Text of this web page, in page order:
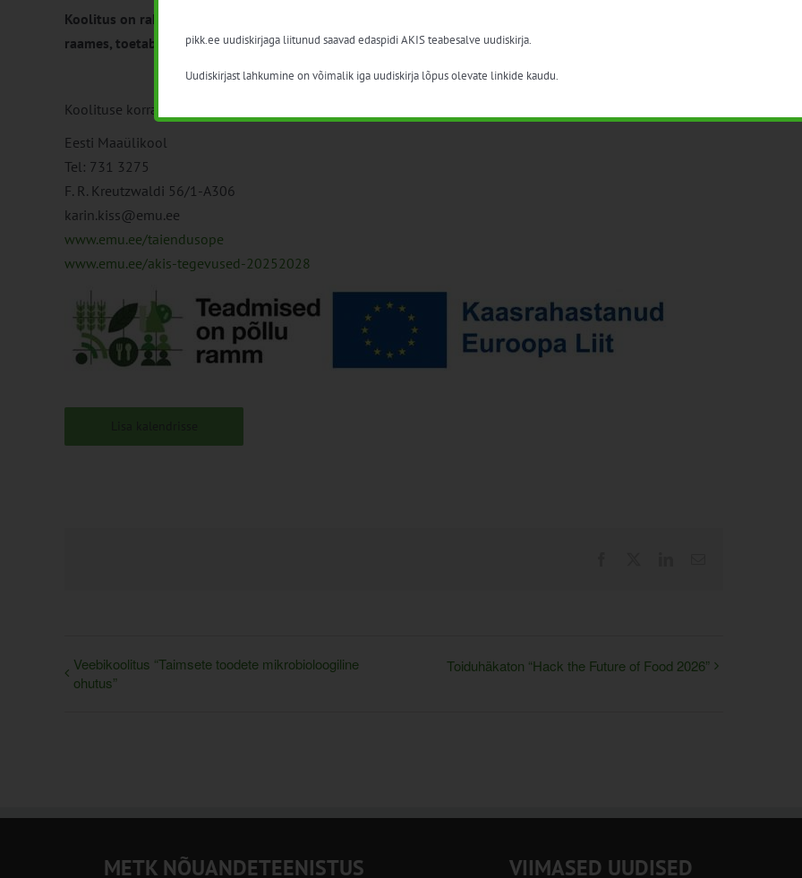
Koolitus on rahastatud “Põllumajanduslike teadmiste ja innovatsiooni süsteemi” ehk AKIS programmi
raames, toetab Euroopa Liit.
Koolituse korraldaja:
Eesti Maaülikool
Tel: 731 3275
F. R. Kreutzwaldi 56/1-A306
karin.kiss@emu.ee
www.emu.ee/taiendusope
www.emu.ee/akis-tegevused-20252028
Veebikoolitus “Taimsete toodete mikrobioloogiline
ohutus”
Toiduhäkaton “Hack the Future of Food 2026”
METK NÕUANDETEENISTUS VIIMASED UUDISED
pikk.ee uudiskirjaga liitunud saavad edaspidi AKIS teabesalve uudiskirja.
Uudiskirjast lahkumine on võimalik iga uudiskirja lõpus olevate linkide kaudu.